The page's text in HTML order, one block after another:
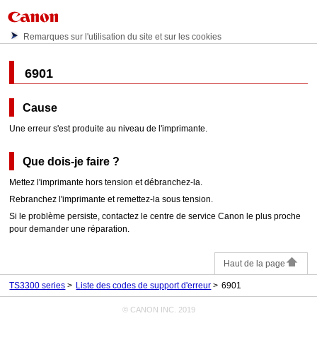
Remarques sur l'utilisation du site et sur les cookies
6901
Cause
Une erreur s'est produite au niveau de l'imprimante.
Que dois-je faire ?
Mettez l'imprimante hors tension et débranchez-la.
Rebranchez l'imprimante et remettez-la sous tension.
Si le problème persiste, contactez le centre de serviceCanon le plus proche
pour demander une réparation.
Haut de la page
TS3300 series Liste des codes de support d'erreur 6901
© CANON INC. 2019